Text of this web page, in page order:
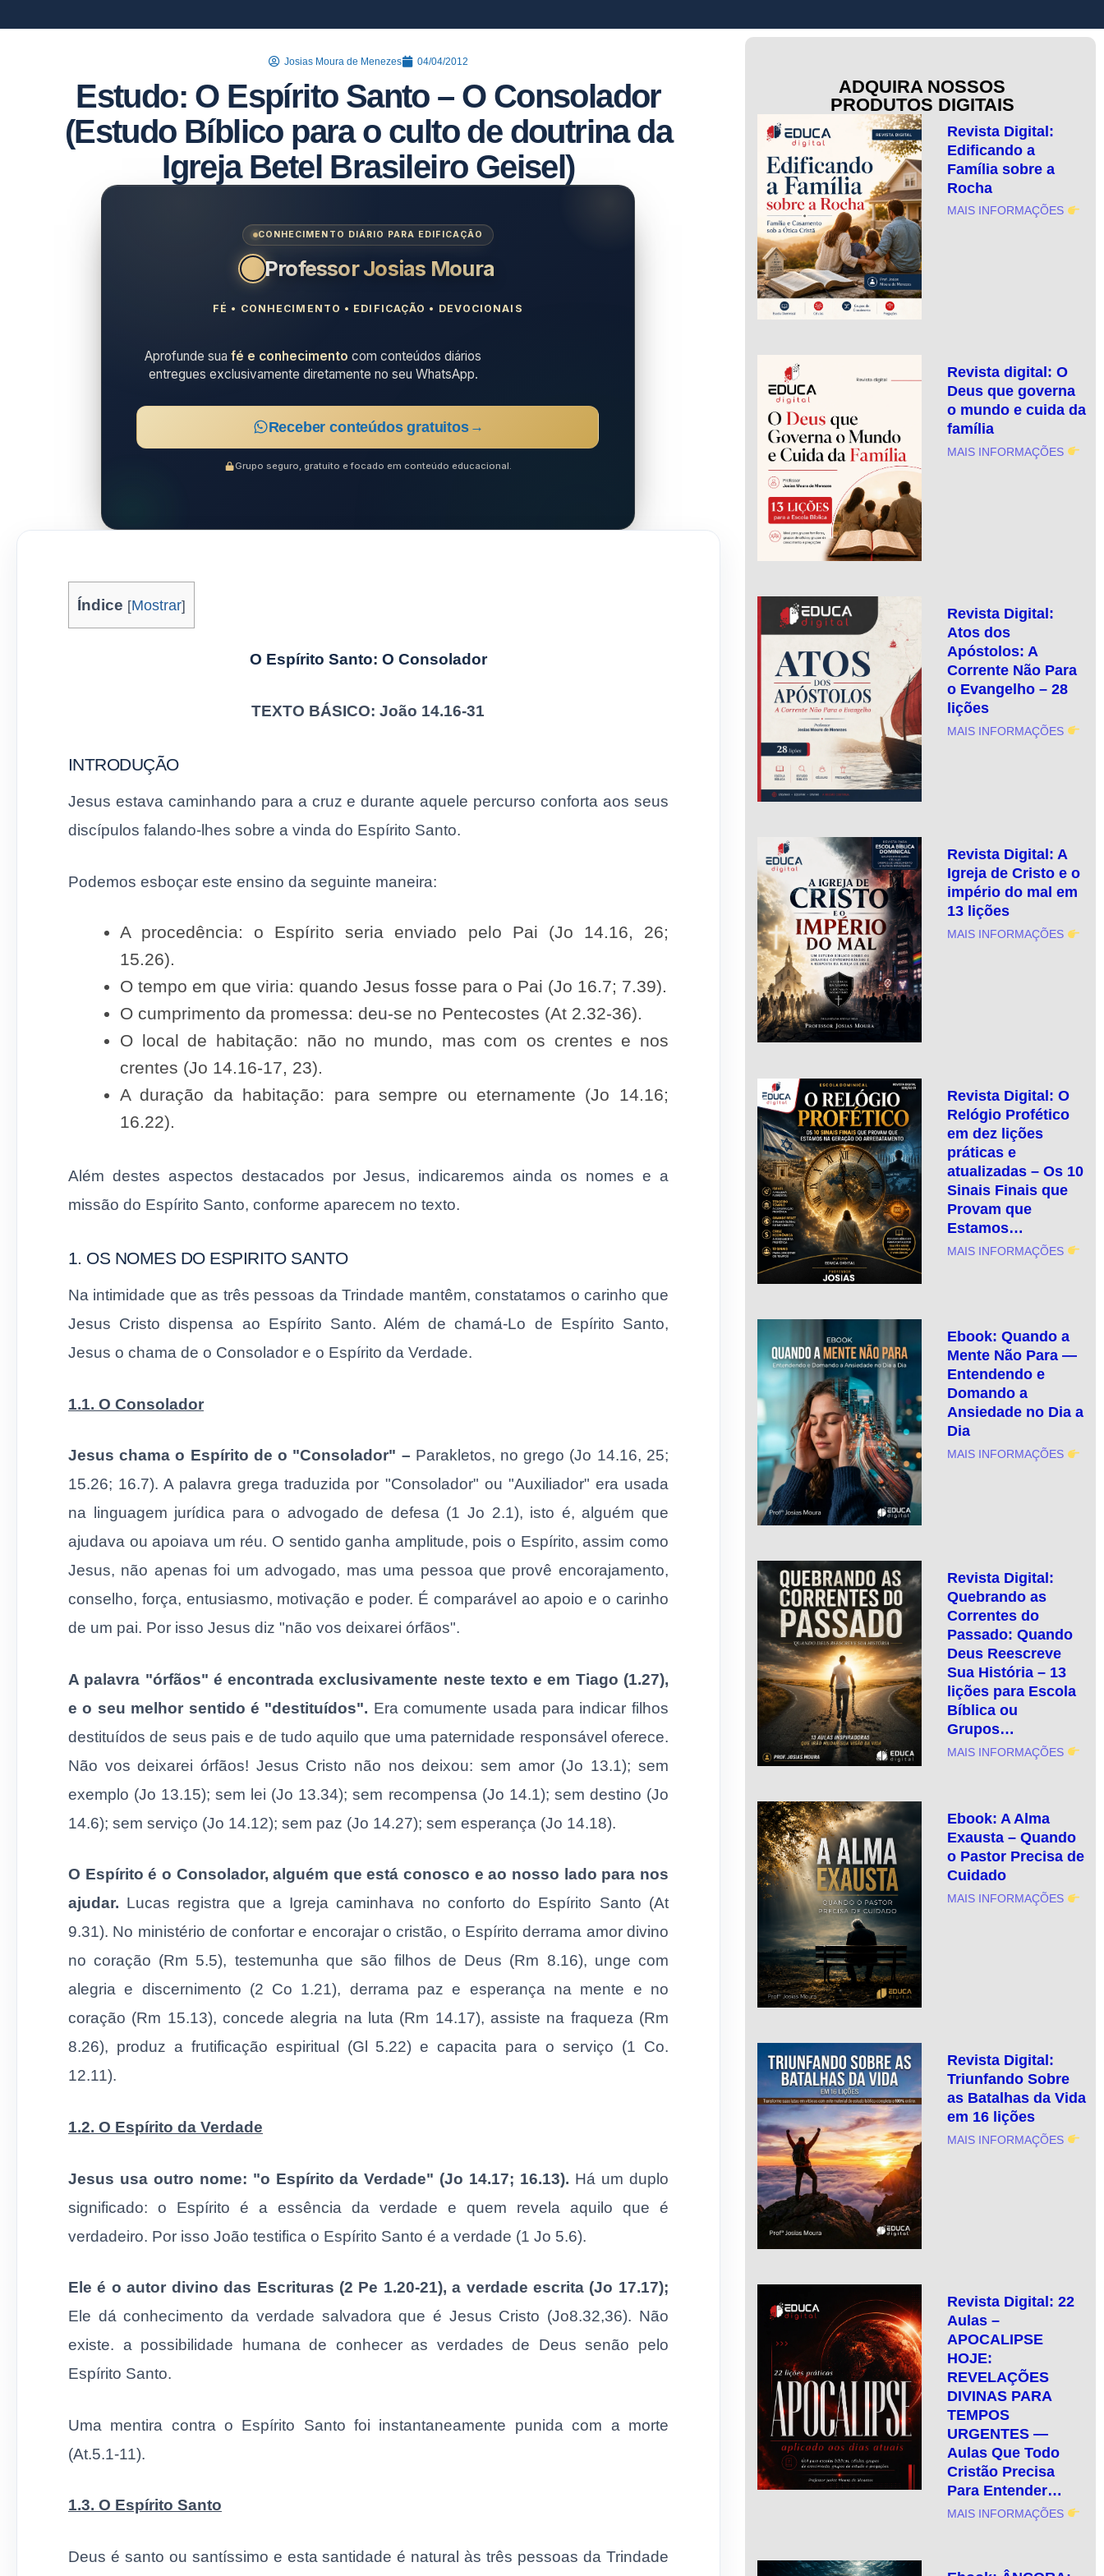
Josias Moura de Menezes 04/04/2012
Estudo: O Espírito Santo – O Consolador
(Estudo Bíblico para o culto de doutrina da
Igreja Betel Brasileiro Geisel)
CONHECIMENTO DIÁRIO PARA EDIFICAÇÃO
Professor Josias Moura
FÉ • CONHECIMENTO • EDIFICAÇÃO • DEVOCIONAIS
Aprofunde suafé e conhecimento com conteúdos diários
entregues exclusivamente diretamente no seu WhatsApp.
Receber conteúdos gratuitos →
Grupo seguro, gratuito e focado em conteúdo educacional.
Índice [Mostrar]
O Espírito Santo: O Consolador
TEXTO BÁSICO: João 14.16-31
INTRODUÇÃO
Jesus estava caminhando para a cruz e durante aquele percurso conforta aos seus
discípulos falando-lhes sobre a vinda do Espírito Santo.
Podemos esboçar este ensino da seguinte maneira:
A procedência: o Espírito seria enviado pelo Pai (Jo 14.16, 26;
15.26).
O tempo em que viria: quando Jesus fosse para o Pai (Jo 16.7; 7.39).
O cumprimento da promessa: deu-se no Pentecostes (At 2.32-36).
O local de habitação: não no mundo, mas com os crentes e nos
crentes (Jo 14.16-17, 23).
A duração da habitação: para sempre ou eternamente (Jo 14.16;
16.22).
Além destes aspectos destacados por Jesus, indicaremos ainda os nomes e a
missão do Espírito Santo, conforme aparecem no texto.
1. OS NOMES DO ESPIRITO SANTO
Na intimidade que as três pessoas da Trindade mantêm, constatamos o carinho que
Jesus Cristo dispensa ao Espírito Santo. Além de chamá-Lo de Espírito Santo,
Jesus o chama de o Consolador e o Espírito da Verdade.
1.1. O Consolador
Jesus chama o Espírito de o "Consolador" – Parakletos, no grego (Jo 14.16, 25;
15.26; 16.7). A palavra grega traduzida por "Consolador" ou "Auxiliador" era usada
na linguagem jurídica para o advogado de defesa (1 Jo 2.1), isto é, alguém que
ajudava ou apoiava um réu. O sentido ganha amplitude, pois o Espírito, assim como
Jesus, não apenas foi um advogado, mas uma pessoa que provê encorajamento,
conselho, força, entusiasmo, motivação e poder. É comparável ao apoio e o carinho
de um pai. Por isso Jesus diz "não vos deixarei órfãos".
A palavra "órfãos" é encontrada exclusivamente neste texto e em Tiago (1.27),
e o seu melhor sentido é "destituídos". Era comumente usada para indicar filhos
destituídos de seus pais e de tudo aquilo que uma paternidade responsável oferece.
Não vos deixarei órfãos! Jesus Cristo não nos deixou: sem amor (Jo 13.1); sem
exemplo (Jo 13.15); sem lei (Jo 13.34); sem recompensa (Jo 14.1); sem destino (Jo
14.6); sem serviço (Jo 14.12); sem paz (Jo 14.27); sem esperança (Jo 14.18).
O Espírito é o Consolador, alguém que está conosco e ao nosso lado para nos
ajudar. Lucas registra que a Igreja caminhava no conforto do Espírito Santo (At
9.31). No ministério de confortar e encorajar o cristão, o Espírito derrama amor divino
no coração (Rm 5.5), testemunha que são filhos de Deus (Rm 8.16), unge com
alegria e discernimento (2 Co 1.21), derrama paz e esperança na mente e no
coração (Rm 15.13), concede alegria na luta (Rm 14.17), assiste na fraqueza (Rm
8.26), produz a frutificação espiritual (Gl 5.22) e capacita para o serviço (1 Co.
12.11).
1.2. O Espírito da Verdade
Jesus usa outro nome: "o Espírito da Verdade" (Jo 14.17; 16.13). Há um duplo
significado: o Espírito é a essência da verdade e quem revela aquilo que é
verdadeiro. Por isso João testifica o Espírito Santo é a verdade (1 Jo 5.6).
Ele é o autor divino das Escrituras (2 Pe 1.20-21), a verdade escrita (Jo 17.17);
Ele dá conhecimento da verdade salvadora que é Jesus Cristo (Jo8.32,36). Não
existe. a possibilidade humana de conhecer as verdades de Deus senão pelo
Espírito Santo.
Uma mentira contra o Espírito Santo foi instantaneamente punida com a morte
(At.5.1-11).
1.3. O Espírito Santo
Deus é santo ou santíssimo e esta santidade é natural às três pessoas da Trindade
ADQUIRA NOSSOS
PRODUTOS DIGITAIS
Revista Digital:
Edificando a
Família sobre a
Rocha
MAIS INFORMAÇÕES
Revista digital: O
Deus que governa
o mundo e cuida da
família
MAIS INFORMAÇÕES
Revista Digital:
Atos dos
Apóstolos: A
Corrente Não Para
o Evangelho – 28
lições
MAIS INFORMAÇÕES
Revista Digital: A
Igreja de Cristo e o
império do mal em
13 lições
MAIS INFORMAÇÕES
Revista Digital: O
Relógio Profético
em dez lições
práticas e
atualizadas – Os 10
Sinais Finais que
Provam que
Estamos…
MAIS INFORMAÇÕES
Ebook: Quando a
Mente Não Para —
Entendendo e
Domando a
Ansiedade no Dia a
Dia
MAIS INFORMAÇÕES
Revista Digital:
Quebrando as
Correntes do
Passado: Quando
Deus Reescreve
Sua História – 13
lições para Escola
Bíblica ou
Grupos…
MAIS INFORMAÇÕES
Ebook: A Alma
Exausta – Quando
o Pastor Precisa de
Cuidado
MAIS INFORMAÇÕES
Revista Digital:
Triunfando Sobre
as Batalhas da Vida
em 16 lições
MAIS INFORMAÇÕES
Revista Digital: 22
Aulas –
APOCALIPSE
HOJE:
REVELAÇÕES
DIVINAS PARA
TEMPOS
URGENTES —
Aulas Que Todo
Cristão Precisa
Para Entender…
MAIS INFORMAÇÕES